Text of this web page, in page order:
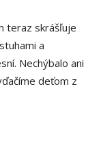
teraz skrášľuje
a
Nechýbalo ani
deťom z